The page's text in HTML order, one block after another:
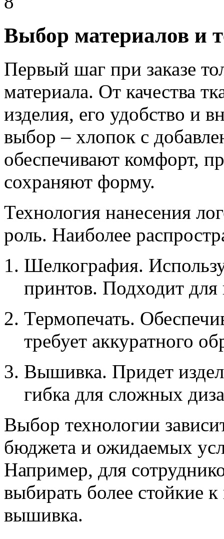
Выбор материалов и
Первый шаг при заказе
материала. От качества
изделия, его удобство и
выбор – хлопок с
обеспечивают комфорт,
сохраняют форму.
Технология нанесения
роль. Наиболее
Шелкография.
принтов. Подходит
Термопечать.
требует аккуратного
Вышивка. Придет
гибка для сложных
Выбор технологии
бюджета и ожидаемых
Например, для
выбирать более стойкие
вышивка.